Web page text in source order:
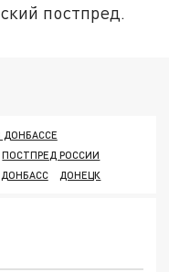
постпред.
ДОНБАССЕ
ПОСТПРЕД РОССИИ
ДОНБАСС ДОНЕЦК